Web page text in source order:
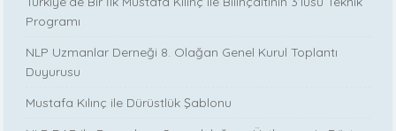
Programı
NLP Uzmanlar Derneği 8. Olağan Genel Kurul Toplantı
Duyurusu
Mustafa Kılınç ile Dürüstlük Şablonu